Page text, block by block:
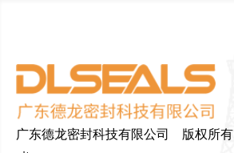
广东德龙密封科技有限公司 版权所有